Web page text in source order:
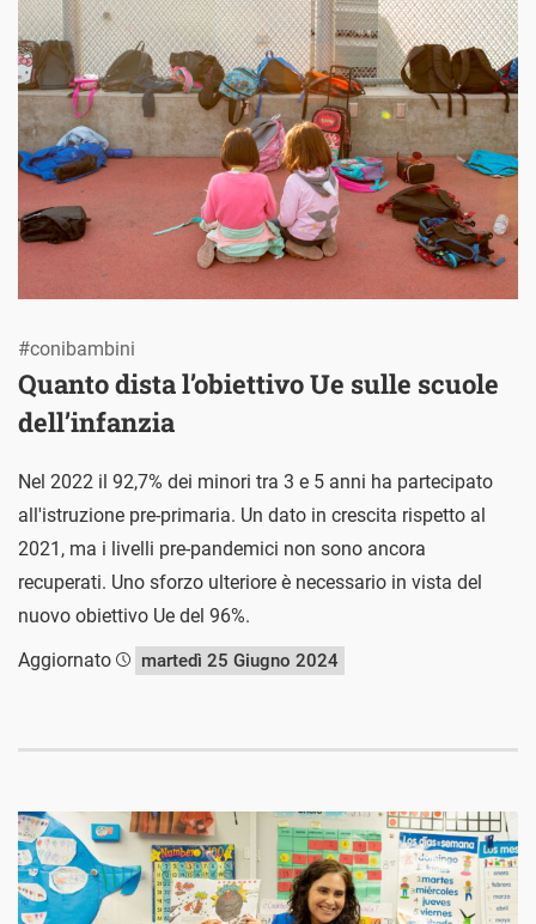
Quanto dista l’obiettivo Ue sulle scuole
dell’infanzia
#conibambini
Nel 2022 il 92,7% dei minori tra 3 e 5 anni ha partecipato
all'istruzione pre-primaria. Un dato in crescita rispetto al
2021, ma i livelli pre-pandemici non sono ancora
recuperati. Uno sforzo ulteriore è necessario in vista del
nuovo obiettivo Ue del 96%.
Aggiornato
martedì 25 Giugno 2024